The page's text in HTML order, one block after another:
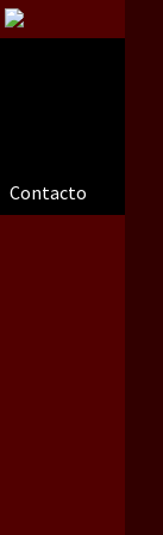
Contacto